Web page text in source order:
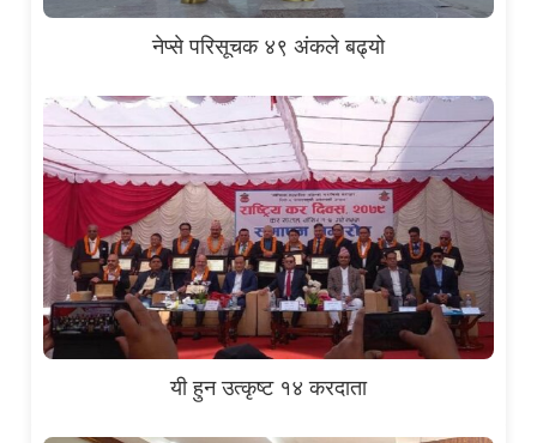
नेप्से परिसूचक ४९ अंकले बढ्यो
यी हुन उत्कृष्ट १४ करदाता